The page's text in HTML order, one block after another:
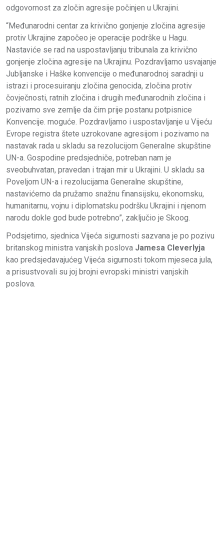
odgovornost za zločin agresije počinjen u Ukrajini.
“Međunarodni centar za krivično gonjenje zločina agresije
protiv Ukrajine započeo je operacije podrške u Hagu.
Nastaviće se rad na uspostavljanju tribunala za krivično
gonjenje zločina agresije na Ukrajinu. Pozdravljamo usvajanje
Jubljanske i Haške konvencije o međunarodnoj saradnji u
istrazi i procesuiranju zločina genocida, zločina protiv
čovječnosti, ratnih zločina i drugih međunarodnih zločina i
pozivamo sve zemlje da čim prije postanu potpisnice
Konvencije. moguće. Pozdravljamo i uspostavljanje u Vijeću
Evrope registra štete uzrokovane agresijom i pozivamo na
nastavak rada u skladu sa rezolucijom Generalne skupštine
UN-a. Gospodine predsjedniče, potreban nam je
sveobuhvatan, pravedan i trajan mir u Ukrajini. U skladu sa
Poveljom UN-a i rezolucijama Generalne skupštine,
nastavićemo da pružamo snažnu finansijsku, ekonomsku,
humanitarnu, vojnu i diplomatsku podršku Ukrajini i njenom
narodu dokle god bude potrebno”, zaključio je Skoog.
Podsjetimo, sjednica Vijeća sigurnosti sazvana je po pozivu
britanskog ministra vanjskih poslova Jamesa Cleverlyja
kao predsjedavajućeg Vijeća sigurnosti tokom mjeseca jula,
a prisustvovali su joj brojni evropski ministri vanjskih
poslova.